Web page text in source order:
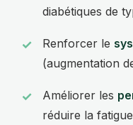
diabétiques de
Renforcer le
(augmentation
Améliorer les
réduire la